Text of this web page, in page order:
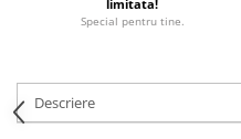
limitata!
Special pentru tine.
Descriere